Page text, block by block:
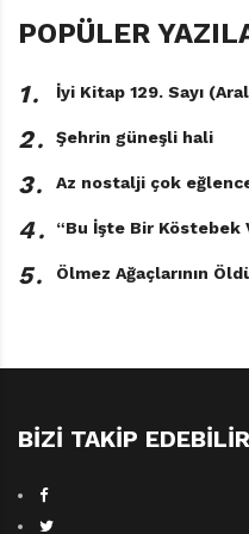
Yazan: Kaiu Şirai /
Hedef kitle: Ortaokul 7.
evlat edinilmeyi
gerçekle yüzleşirler.
zeri yaratıklara yemek
bilgiyle beslendikçe
POPÜLER
1․ İyi Kitap 129. Sayı
2․ Şehrin güneşli hali
3․ Az nostalji çok
4․ “Bu İşte Bir Köstebek
5․ Ölmez Ağaçlarının
BIZI TAKIP